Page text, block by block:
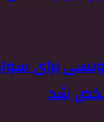
برای
شد